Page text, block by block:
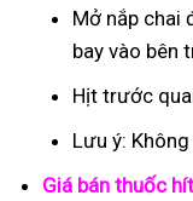
Mở nắp chai
bay vào bên
Hịt trước
Lưu ý:
Giá bán thuốc